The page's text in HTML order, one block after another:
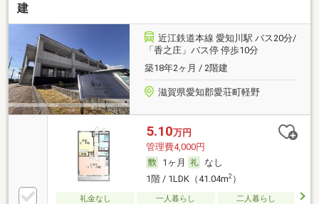
建
近江鉄道本線 愛知川駅 バス20分/
「香之庄」バス停 停歩10分
築18年2ヶ月 / 2階建
滋賀県愛知郡愛荘町軽野
5.10万円
管理費4,000円
1ヶ月
なし
1階 / 1LDK（41.04m2）
礼金なし 一人暮らし
二人暮らし